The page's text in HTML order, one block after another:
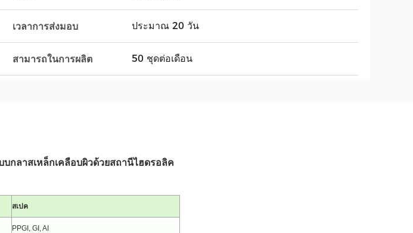
เวลาการส่งมอบ ประมาณ 20 วัน
สามารถในการผลิต 50 ชุดต่อเดือน
กลาสเหล็กเคลือบผิวด้วยสถานีไฮดรอลิค
สเปค
PPGI, GI, AI